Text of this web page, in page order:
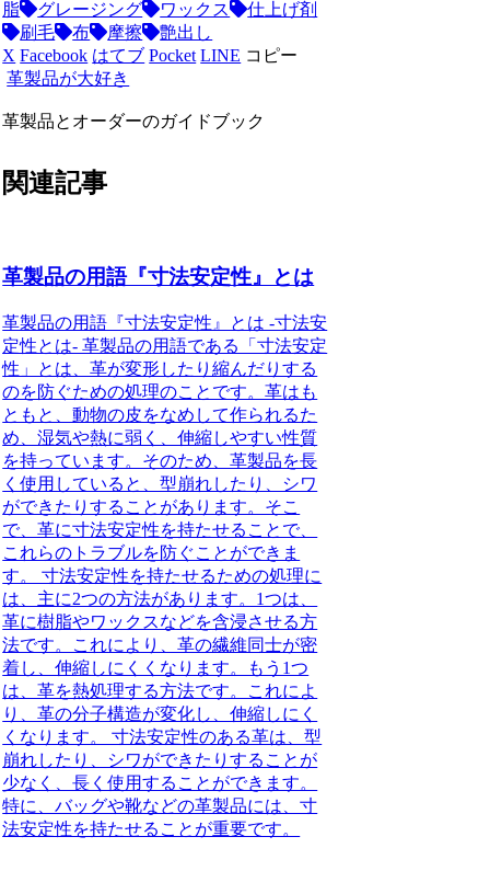
脂 グレージング ワックス
仕上げ剤
刷毛
布 摩擦
艶出し
X Facebook はてブ Pocket LINE コピー
革製品が大好き
革製品とオーダーのガイドブック
関連記事
革製品の用語『寸法安定性』とは
革製品の用語『寸法安定性』とは -寸法安
定性とは- 革製品の用語である「寸法安定
性」とは、革が変形したり縮んだりする
のを防ぐための処理のことです。革はも
ともと、動物の皮をなめして作られるた
め、湿気や熱に弱く、伸縮しやすい性質
を持っています。そのため、革製品を長
く使用していると、型崩れしたり、シワ
ができたりすることがあります。そこ
で、革に寸法安定性を持たせることで、
これらのトラブルを防ぐことができま
す。 寸法安定性を持たせるための処理に
は、主に2つの方法があります。1つは、
革に樹脂やワックスなどを含浸させる方
法です。これにより、革の繊維同士が密
着し、伸縮しにくくなります。もう1つ
は、革を熱処理する方法です。これによ
り、革の分子構造が変化し、伸縮しにく
くなります。 寸法安定性のある革は、型
崩れしたり、シワができたりすることが
少なく、長く使用することができます。
特に、バッグや靴などの革製品には、寸
法安定性を持たせることが重要です。